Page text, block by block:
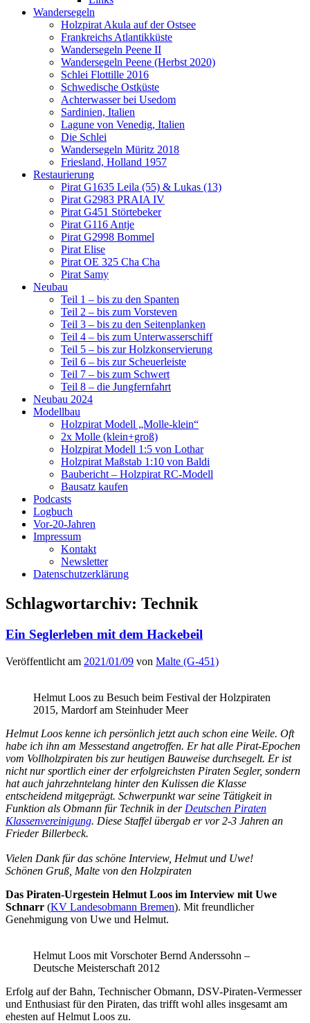
Wandersegeln
Holzpirat Akula auf der Ostsee
Frankreichs Atlantikküste
Wandersegeln Peene II
Wandersegeln Peene (Herbst 2020)
Schlei Flottille 2016
Schwedische Ostküste
Achterwasser bei Usedom
Sardinien, Italien
Lagune von Venedig, Italien
Die Schlei
Wandersegeln Müritz 2018
Friesland, Holland 1957
Restaurierung
Pirat G1635 Leila (55) & Lukas (13)
Pirat G2983 PRAIA IV
Pirat G451 Störtebeker
Pirat G116 Antje
Pirat G2998 Bommel
Pirat Elise
Pirat OE 325 Cha Cha
Pirat Samy
Neubau
Teil 1 – bis zu den Spanten
Teil 2 – bis zum Vorsteven
Teil 3 – bis zu den Seitenplanken
Teil 4 – bis zum Unterwasserschiff
Teil 5 – bis zur Holzkonservierung
Teil 6 – bis zur Scheuerleiste
Teil 7 – bis zum Schwert
Teil 8 – die Jungfernfahrt
Neubau 2024
Modellbau
Holzpirat Modell „Molle-klein“
2x Molle (klein+groß)
Holzpirat Modell 1:5 von Lothar
Holzpirat Maßstab 1:10 von Baldi
Baubericht – Holzpirat RC-Modell
Bausatz kaufen
Podcasts
Logbuch
Vor-20-Jahren
Impressum
Kontakt
Newsletter
Datenschutzerklärung
Schlagwortarchiv: Technik
Ein Seglerleben mit dem Hackebeil
Veröffentlicht am 2021/01/09 von Malte (G-451)
Helmut Loos zu Besuch beim Festival der Holzpiraten
2015, Mardorf am Steinhuder Meer
Helmut Loos kenne ich persönlich jetzt auch schon eine Weile. Oft
habe ich ihn am Messestand angetroffen. Er hat alle Pirat-Epochen
vom Vollholzpiraten bis zur heutigen Bauweise durchsegelt. Er ist
nicht nur sportlich einer der erfolgreichsten Piraten Segler, sondern
hat auch jahrzehntelang hinter den Kulissen die Klasse
entscheidend mitgeprägt. Schwerpunkt war seine Tätigkeit in
Funktion als Obmann für Technik in der Deutschen Piraten
Klassenvereinigung. Diese Staffel übergab er vor 2-3 Jahren an
Frieder Billerbeck.
Vielen Dank für das schöne Interview, Helmut und Uwe!
Schönen Gruß, Malte von den Holzpiraten
Das Piraten-Urgestein Helmut Loos im Interview mit Uwe
Schnarr (KV Landesobmann Bremen). Mit freundlicher
Genehmigung von Uwe und Helmut.
Helmut Loos mit Vorschoter Bernd Anderssohn –
Deutsche Meisterschaft 2012
Erfolg auf der Bahn, Technischer Obmann, DSV-Piraten-Vermesser
und Enthusiast für den Piraten, das trifft wohl alles insgesamt am
ehesten auf Helmut Loos zu.